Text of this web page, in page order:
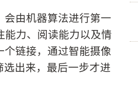
由机器算法进行第一
力、阅读能力以及情
链接，通过智能摄像
出来，最后一步才进